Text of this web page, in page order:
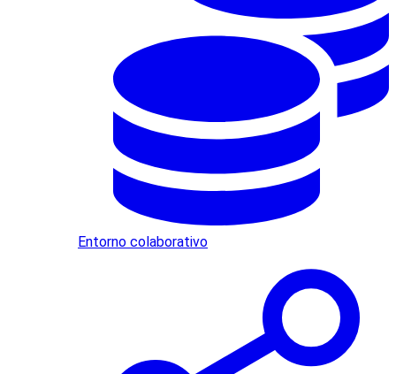
Entorno colaborativo